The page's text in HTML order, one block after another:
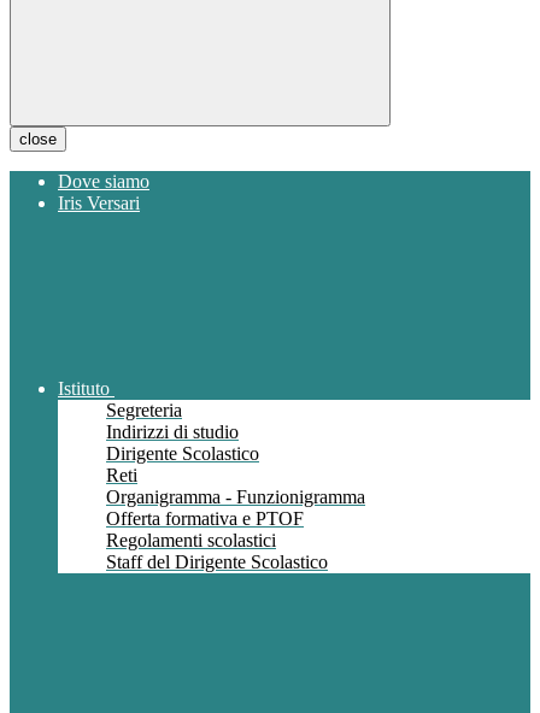
close
Dove siamo
Iris Versari
Istituto
Segreteria
Indirizzi di studio
Dirigente Scolastico
Reti
Organigramma - Funzionigramma
Offerta formativa e PTOF
Regolamenti scolastici
Staff del Dirigente Scolastico